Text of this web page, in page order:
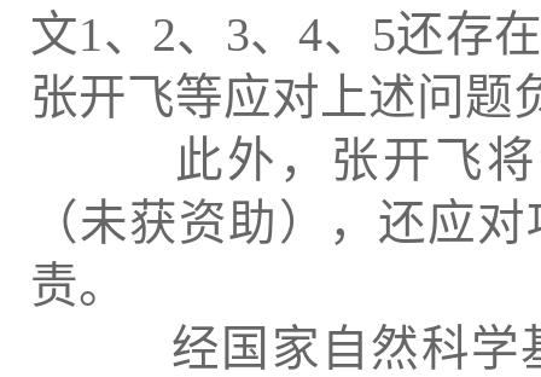
文1、2、3、4、5还存
张开飞等应对上述问题
此外，张开飞将
（未获资助），还应
责。
经国家自然科学基